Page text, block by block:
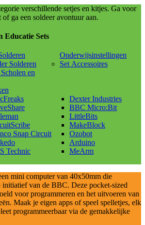
verschillende setjes en kitjes. Ga voor
ga een soldeer avontuur aan.
Educatie Sets
Solderen
en
Onderwijsinstellingen
Set Accessoires
Snap Circuit
Technic
Dexter Industries
BBC Micro:Bit
LittleBits
MakeBlock
Ozobot
Arduino
MeArm
mini computer van 40x50mm die
van de BBC. Deze pocket-sized
voor programmeren en het uitvoeren van
Maak je eigen apps of speel spelletjes, elk
programmeerbaar via de gemakkelijke